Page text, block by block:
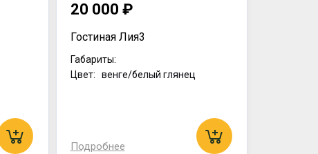
20 000 ₽
Гостиная Лия3
Габариты:
Цвет: венге/белый глянец
Подробнее